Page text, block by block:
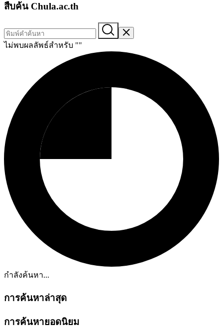
สืบค้น Chula.ac.th
ไม่พบผลลัพธ์สำหรับ ""
กำลังค้นหา...
การค้นหาล่าสุด
การค้นหายอดนิยม